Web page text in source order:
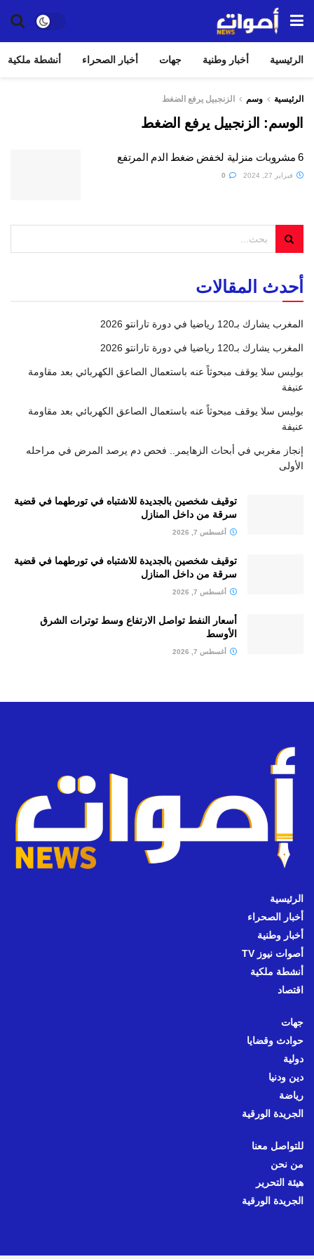
الرئيسية أخبار وطنية جهات أخبار الصحراء أنشطة ملكية
الرئيسية وسم الزنجبيل يرفع الضغط
الوسم: الزنجبيل يرفع الضغط
6 مشروبات منزلية لخفض ضغط الدم المرتفع
فبراير 27, 2024
أحدث المقالات
المغرب يشارك بـ120 رياضيا في دورة تارانتو 2026
المغرب يشارك بـ120 رياضيا في دورة تارانتو 2026
بوليس سلا يوقف مبحوثاً عنه باستعمال الصاعق الكهربائي بعد مقاومة
عنيفة
بوليس سلا يوقف مبحوثاً عنه باستعمال الصاعق الكهربائي بعد مقاومة
عنيفة
إنجاز مغربي في أبحاث الزهايمر.. فحص دم يرصد المرض في مراحله
الأولى
توقيف شخصين بالجديدة للاشتباه في تورطهما في قضية
سرقة من داخل المنازل
أغسطس 7, 2026
توقيف شخصين بالجديدة للاشتباه في تورطهما في قضية
سرقة من داخل المنازل
أغسطس 7, 2026
أسعار النفط تواصل الارتفاع وسط توترات الشرق
الأوسط
أغسطس 7, 2026
الرئيسية
أخبار الصحراء
أخبار وطنية
أصوات نيوز TV
أنشطة ملكية
اقتصاد
جهات
حوادث وقضايا
دولية
دين ودنيا
رياضة
الجريدة الورقية
للتواصل معنا
من نحن
هيئة التحرير
الجريدة الورقية